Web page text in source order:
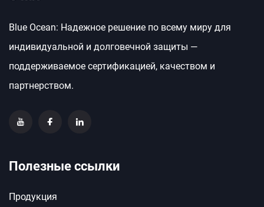
Blue Ocean: Надежное решение по всему миру для
индивидуальной и долговечной защиты —
поддерживаемое сертификацией, качеством и
партнерством.
Полезные ссылки
Продукция